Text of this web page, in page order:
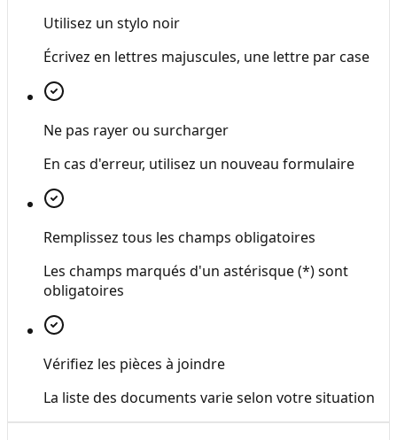
Utilisez un stylo noir
Écrivez en lettres majuscules, une lettre par case
Ne pas rayer ou surcharger
En cas d'erreur, utilisez un nouveau formulaire
Remplissez tous les champs obligatoires
Les champs marqués d'un astérisque (*) sont
obligatoires
Vérifiez les pièces à joindre
La liste des documents varie selon votre situation